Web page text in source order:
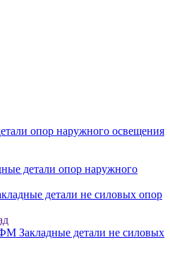
опор наружного освещения
детали опор наружного
детали не силовых опор
Закладные детали не силовых